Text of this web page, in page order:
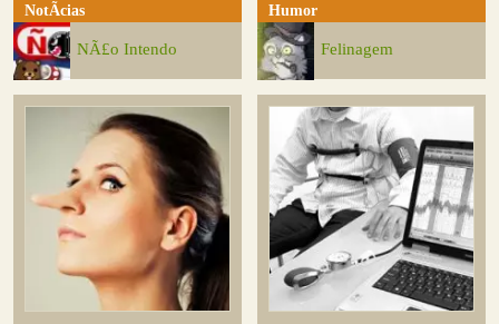
NotÃ­cias
NÃ£o Intendo
Humor
Felinagem